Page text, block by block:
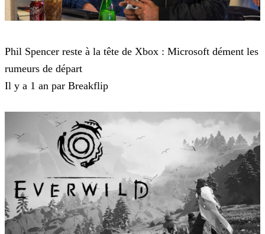
Phil Spencer reste à la tête de Xbox : Microsoft dément les
rumeurs de départ
Il y a 1 an par Breakflip